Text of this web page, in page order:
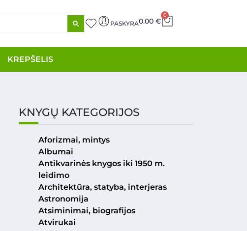
PASKYRA0.00 €
0
KREPŠELIS
KNYGŲ KATEGORIJOS
Aforizmai, mintys
Albumai
Antikvarinės knygos iki 1950 m.
leidimo
Architektūra, statyba, interjeras
Astronomija
Atsiminimai, biografijos
Atvirukai